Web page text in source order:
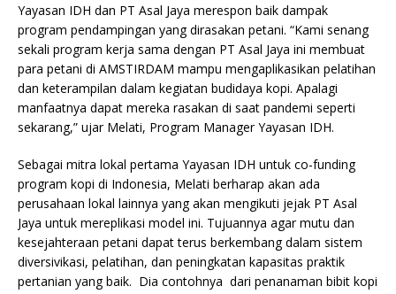
Yayasan IDH dan PT Asal Jaya merespon baik dampak
program pendampingan yang dirasakan petani. “Kami senang
sekali program kerja sama dengan PT Asal Jaya ini membuat
para petani di AMSTIRDAM mampu mengaplikasikan pelatihan
dan keterampilan dalam kegiatan budidaya kopi. Apalagi
manfaatnya dapat mereka rasakan di saat pandemi seperti
sekarang,” ujar Melati, Program Manager Yayasan IDH.
Sebagai mitra lokal pertama Yayasan IDH untuk co-funding
program kopi di Indonesia, Melati berharap akan ada
perusahaan lokal lainnya yang akan mengikuti jejak PT Asal
Jaya untuk mereplikasi model ini. Tujuannya agar mutu dan
kesejahteraan petani dapat terus berkembang dalam sistem
diversivikasi, pelatihan, dan peningkatan kapasitas praktik
pertanian yang baik. Dia contohnya dari penanaman bibit kopi